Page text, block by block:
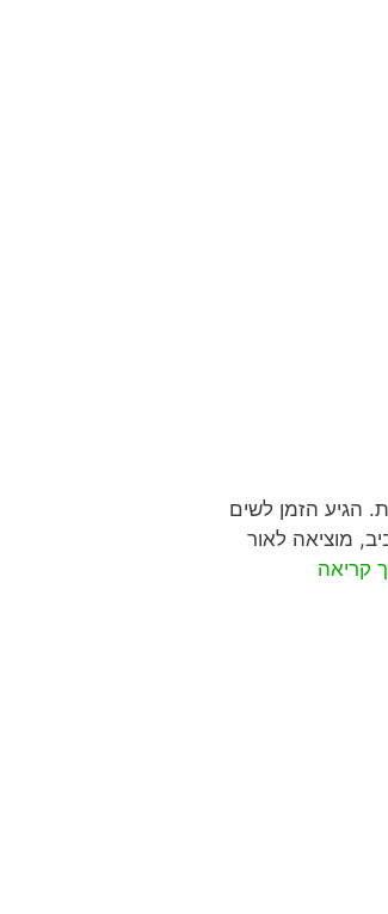
הגיע הזמן לשים
מוציאה לאור
קריאה